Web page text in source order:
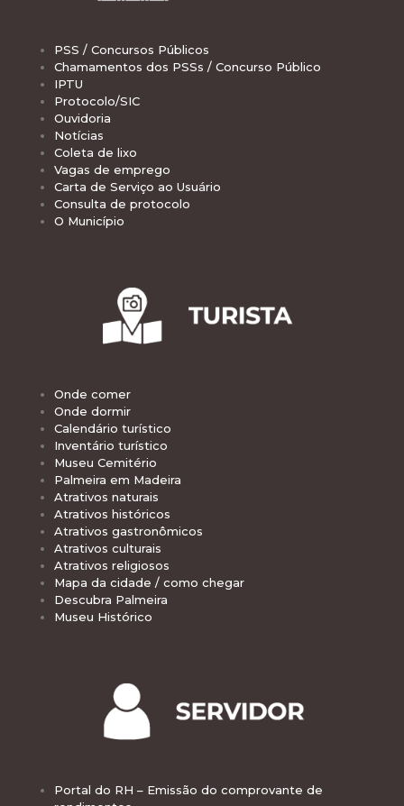
PSS / Concursos Públicos
Chamamentos dos PSSs / Concurso Público
IPTU
Protocolo/SIC
Ouvidoria
Notícias
Coleta de lixo
Vagas de emprego
Carta de Serviço ao Usuário
Consulta de protocolo
O Município
Onde comer
Onde dormir
Calendário turístico
Inventário turístico
Museu Cemitério
Palmeira em Madeira
Atrativos naturais
Atrativos históricos
Atrativos gastronômicos
Atrativos culturais
Atrativos religiosos
Mapa da cidade / como chegar
Descubra Palmeira
Museu Histórico
Portal do RH – Emissão do comprovante de